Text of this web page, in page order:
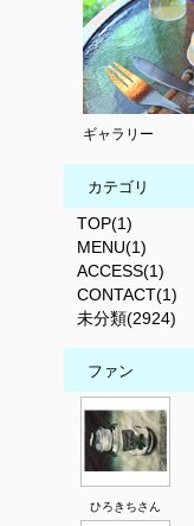
ギャラリー
カテゴリ
TOP(1)
MENU(1)
ACCESS(1)
CONTACT(1)
未分類(2924)
ファン
ひろきちさん